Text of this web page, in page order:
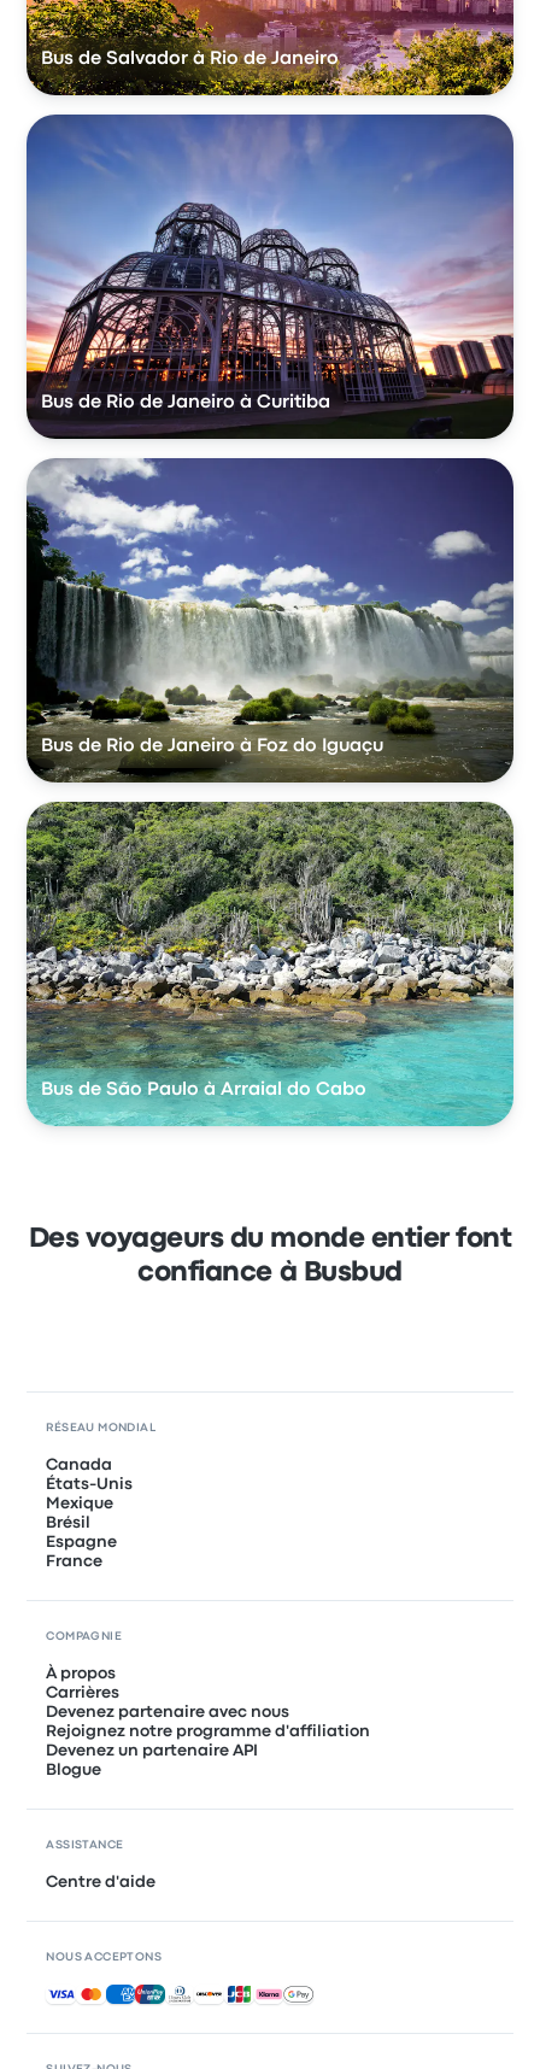
Bus de Salvador à Rio de Janeiro
Bus de Rio de Janeiro à Curitiba
Bus de Rio de Janeiro à Foz do Iguaçu
Bus de São Paulo à Arraial do Cabo
Des voyageurs du monde entier font
confiance à Busbud
RÉSEAU MONDIAL
Canada
États-Unis
Mexique
Brésil
Espagne
France
COMPAGNIE
À propos
Carrières
Devenez partenaire avec nous
Rejoignez notre programme d'affiliation
Devenez un partenaire API
Blogue
ASSISTANCE
Centre d'aide
NOUS ACCEPTONS
Paiements acceptés